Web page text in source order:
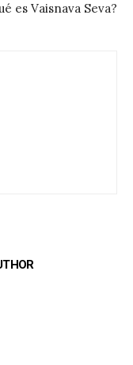
es Vaisnava Seva?